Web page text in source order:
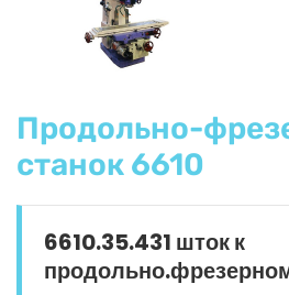
Продольно-
станок 6610
6610.35.431 шток к